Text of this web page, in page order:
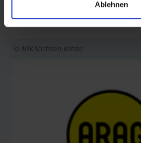
Ablehnen
© AOK Sachsen-Anhalt